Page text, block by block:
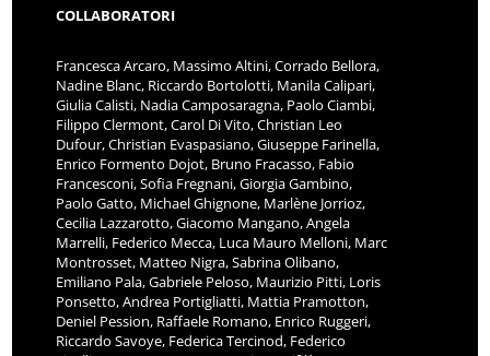
COLLABORATORI
Francesca Arcaro, Massimo Altini, Corrado Bellora,
Nadine Blanc, Riccardo Bortolotti, Manila Calipari,
Giulia Calisti, Nadia Camposaragna, Paolo Ciambi,
Filippo Clermont, Carol Di Vito, Christian Leo
Dufour, Christian Evaspasiano, Giuseppe Farinella,
Enrico Formento Dojot, Bruno Fracasso, Fabio
Francesconi, Sofia Fregnani, Giorgia Gambino,
Paolo Gatto, Michael Ghignone, Marlène Jorrioz,
Cecilia Lazzarotto, Giacomo Mangano, Angela
Marrelli, Federico Mecca, Luca Mauro Melloni, Marc
Montrosset, Matteo Nigra, Sabrina Olibano,
Emiliano Pala, Gabriele Peloso, Maurizio Pitti, Loris
Ponsetto, Andrea Portigliatti, Mattia Pramotton,
Deniel Pession, Raffaele Romano, Enrico Ruggeri,
Riccardo Savoye, Federica Tercinod, Federico